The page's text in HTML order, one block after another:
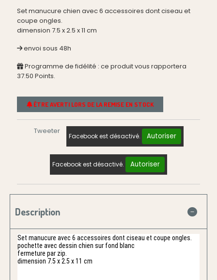
Set manucure chien avec 6 accessoires dont ciseau et
coupe ongles.
dimension 7.5 x 2.5 x 11 cm
envoi sous 48h
Programme de fidélité : ce produit vous rapportera
37.50 Points.
ÊTRE AVERTI LORS DE LA REMISE EN STOCK
Tweeter
Facebook est désactivé. Autoriser
Facebook est désactivé. Autoriser
Description
Set manucure avec 6 accessoires dont ciseau et coupe ongles.
pochette avec dessin chien sur fond blanc
fermeture par zip.
dimension 7.5 x 2.5 x 11 cm